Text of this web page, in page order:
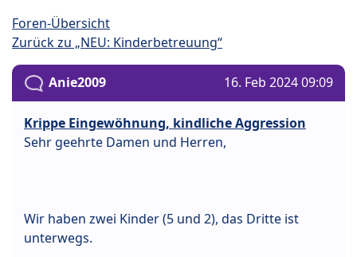
Foren-Übersicht
Zurück zu „NEU: Kinderbetreuung“
Anie2009 16. Feb 2024 09:09
Krippe Eingewöhnung, kindliche Aggression
Sehr geehrte Damen und Herren,
Wir haben zwei Kinder (5 und 2), das Dritte ist
unterwegs.